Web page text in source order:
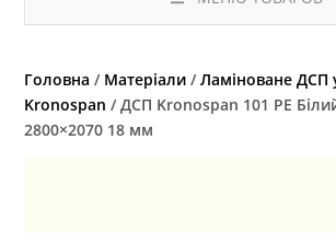
Головна / Матеріали /Ламіноване ДСП
Kronospan / ДСП Kronospan 101 РЕ
2800×2070 18 мм